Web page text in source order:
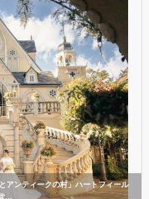
アンティークの村」ハートフィール
…